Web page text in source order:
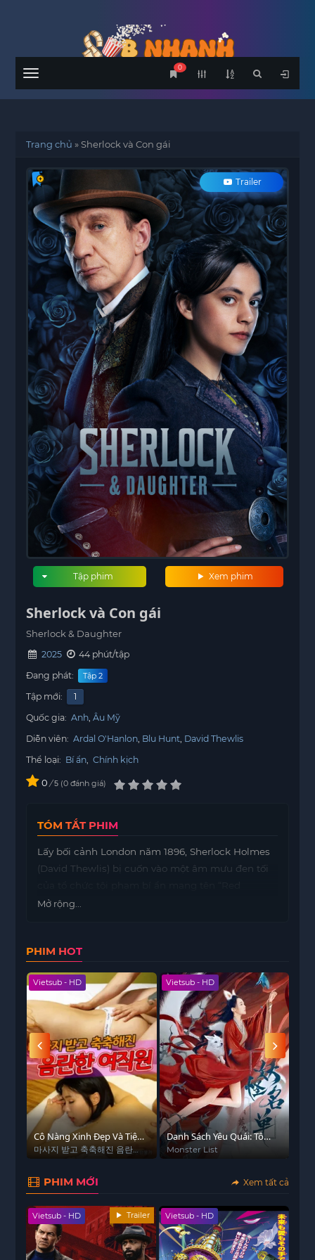
Menu
0
Trang chủ »Sherlock và Con gái
Trailer
Xem phim
Tập phim
Sherlock và Con gái
Sherlock & Daughter
2025
44 phút/tập
Đang phát:
Tập 2
Tập mới:
1
Quốc gia: Anh Âu Mỹ
Diễn viên: Ardal O'Hanlon Blu Hunt David Thewlis
Thể loại: Bí ẩn Chính kịch
0 / 5 0 đánh giá
TÓM TẮT PHIM
Lấy bối cảnh London năm 1896, Sherlock Holmes
(David Thewlis) bị cuốn vào một âm mưu đen tối
Thread”. Tổ chức này đã bắt cóc hai người bạn
do điều tra như thường lệ. Cô gái trẻ Amelia bất
Holmes và dần trở thành cộng sự bất đắc dĩ của
ông.
Sherlock & Daughterlà một tác phẩm đáng chú ý
cho những ai hâm mộ dòng phim trinh thám
muốn tìm kiếm một làn gió mới trong thế giới của
Sherlock Holmes, một Sherlock phiên bản già nua,
trải đời và cay nghiệt hơn nhưng vẫn giữ được sự
hóm hỉnh, tài trí vốn có của Sherlock Homes.
Mở rộng...
PHIM HOT
Vietsub - HD
Cô Nàng Xinh Đẹp Và Tiệm
Mát Xa Toàn Thân
마사지 받고 축축해진 음란한
여직원
Vietsub - HD
Danh Sách Yêu Quái: Tô
Cửu Nhi
Monster List
PHIM MỚI Xem tất cả
Vietsub - HD Trailer Vietsub - HD